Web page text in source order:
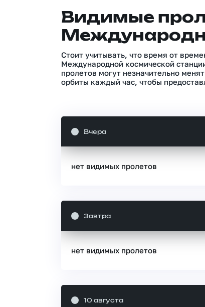
Видимые
Стоит учитывать, что время от
Международной космической
пролетов могут незначительно
орбиты каждый час, чтобы
Вчера
нет видимых пролетов
Завтра
нет видимых пролетов
10 августа